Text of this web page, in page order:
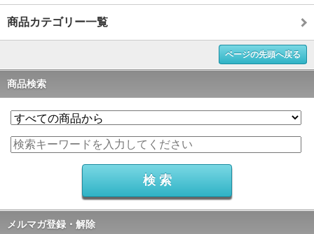
商品カテゴリー一覧
ページの先頭へ戻る
商品検索
メルマガ登録・解除